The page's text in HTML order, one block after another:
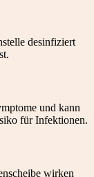
desinfiziert
und kann
für Infektionen.
wirken